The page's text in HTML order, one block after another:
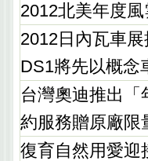
2012北美年度
2012日內瓦車
DS1將先以概念
台灣奧迪推出
約服務贈原廠限
復育自然用愛迎